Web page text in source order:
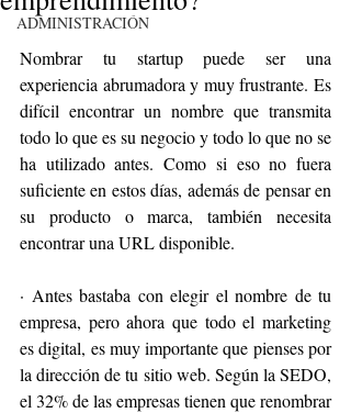
ADMINISTRACIÓN
Nombrar tu startup puede ser una
experiencia abrumadora y muy frustrante. Es
difícil encontrar un nombre que transmita
todo lo que es su negocio y todo lo que no se
ha utilizado antes. Como si eso no fuera
suficiente en estos días, además de pensar en
su producto o marca, también necesita
encontrar una URL disponible.
· Antes bastaba con elegir el nombre de tu
empresa, pero ahora que todo el marketing
es digital, es muy importante que pienses por
la dirección de tu sitio web. Según la SEDO,
el 32% de las empresas tienen que renombrar